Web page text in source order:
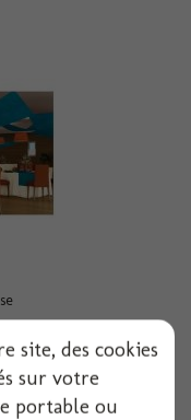
site, des cookies
sur votre
portable ou